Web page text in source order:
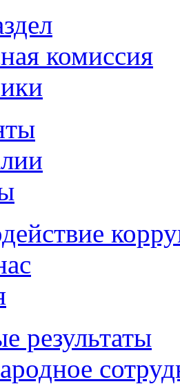
комиссия
результаты